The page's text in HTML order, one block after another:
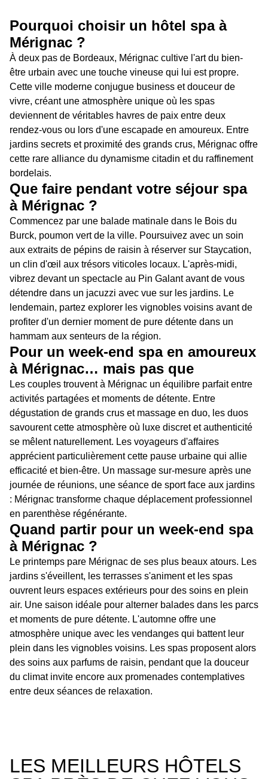
Pourquoi choisir un hôtel spa à
Mérignac ?
À deux pas de Bordeaux, Mérignac cultive l'art du bien-
être urbain avec une touche vineuse qui lui est propre.
Cette ville moderne conjugue business et douceur de
vivre, créant une atmosphère unique où les spas
deviennent de véritables havres de paix entre deux
rendez-vous ou lors d'une escapade en amoureux. Entre
jardins secrets et proximité des grands crus, Mérignac offre
cette rare alliance du dynamisme citadin et du raffinement
bordelais.
Que faire pendant votre séjour spa
à Mérignac ?
Commencez par une balade matinale dans le Bois du
Burck, poumon vert de la ville. Poursuivez avec un soin
aux extraits de pépins de raisin à réserver sur Staycation,
un clin d'œil aux trésors viticoles locaux. L'après-midi,
vibrez devant un spectacle au Pin Galant avant de vous
détendre dans un jacuzzi avec vue sur les jardins. Le
lendemain, partez explorer les vignobles voisins avant de
profiter d'un dernier moment de pure détente dans un
hammam aux senteurs de la région.
Pour un week-end spa en amoureux
à Mérignac… mais pas que
Les couples trouvent à Mérignac un équilibre parfait entre
activités partagées et moments de détente. Entre
dégustation de grands crus et massage en duo, les duos
savourent cette atmosphère où luxe discret et authenticité
se mêlent naturellement. Les voyageurs d'affaires
apprécient particulièrement cette pause urbaine qui allie
efficacité et bien-être. Un massage sur-mesure après une
journée de réunions, une séance de sport face aux jardins
: Mérignac transforme chaque déplacement professionnel
en parenthèse régénérante.
Quand partir pour un week-end spa
à Mérignac ?
Le printemps pare Mérignac de ses plus beaux atours. Les
jardins s'éveillent, les terrasses s'animent et les spas
ouvrent leurs espaces extérieurs pour des soins en plein
air. Une saison idéale pour alterner balades dans les parcs
et moments de pure détente. L'automne offre une
atmosphère unique avec les vendanges qui battent leur
plein dans les vignobles voisins. Les spas proposent alors
des soins aux parfums de raisin, pendant que la douceur
du climat invite encore aux promenades contemplatives
entre deux séances de relaxation.
LES MEILLEURS HÔTELS